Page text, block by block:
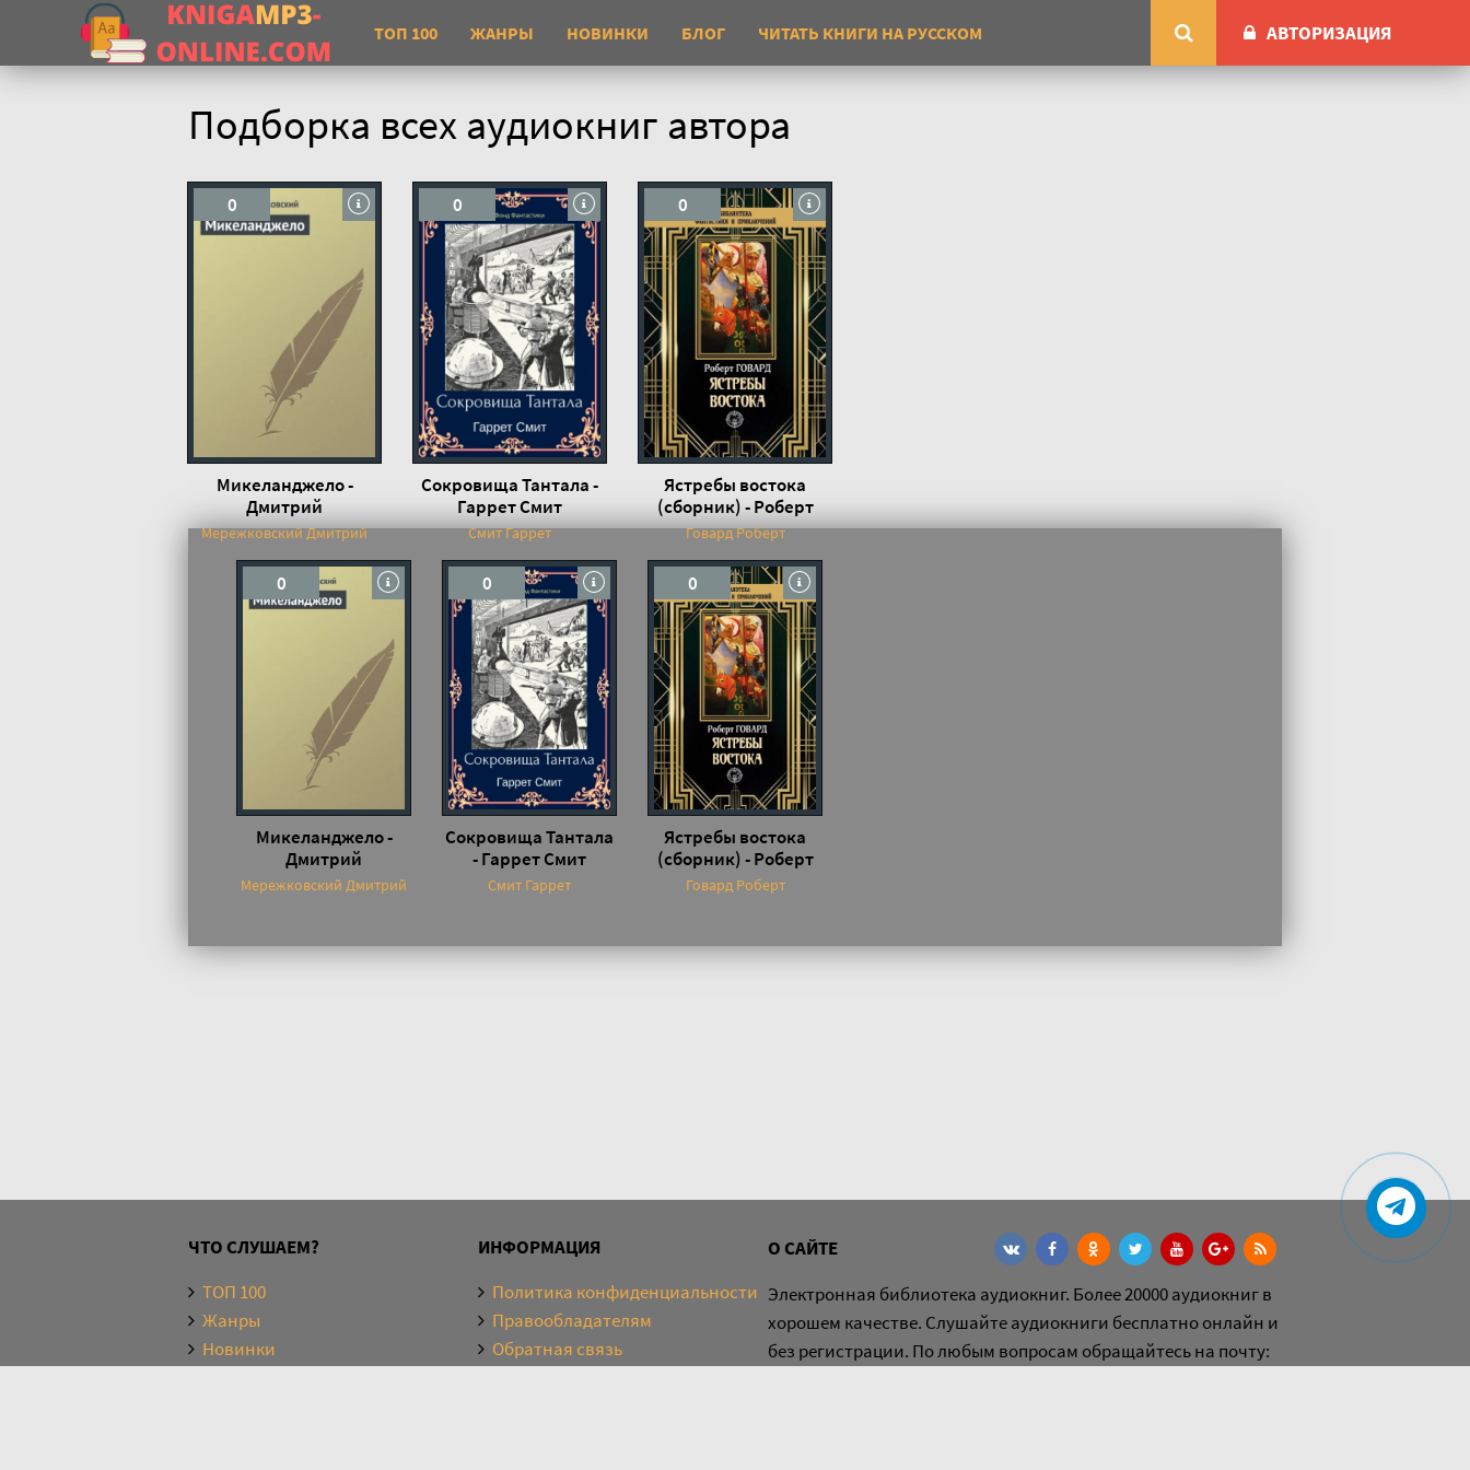
ТОП 100 ЖАНРЫ НОВИНКИ БЛОГ ЧИТАТЬ КНИГИ НА РУССКОМ АВТОРИЗАЦИЯ
Подборка всех аудиокниг автора
0
Микеланджело -
Дмитрий
Мережковский
Мережковский Дмитрий
0
Сокровища Тантала -
Гаррет Смит
Смит Гаррет
0
Ястребы востока
(сборник) - Роберт
Говард
Говард Роберт
0
Микеланджело -
Дмитрий
Мережковский
Мережковский Дмитрий
0
Сокровища Тантала
- Гаррет Смит
Смит Гаррет
0
Ястребы востока
(сборник) - Роберт
Говард
Говард Роберт
ЧТО СЛУШАЕМ?
ТОП 100
Жанры
Новинки
ИНФОРМАЦИЯ
Политика конфиденциальности
Правообладателям
Обратная связь
О САЙТЕ
Электронная библиотека аудиокниг. Более 20000 аудиокниг в
хорошем качестве. Слушайте аудиокниги бесплатно онлайн и
без регистрации. По любым вопросам обращайтесь на почту: